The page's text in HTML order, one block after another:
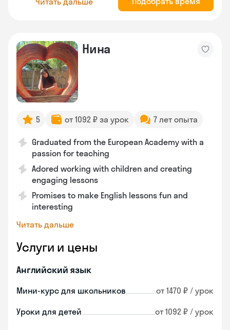
Нина
5 от 1092 ₽ за урок 7 лет опыта
Graduated from the European Academy with a
passion for teaching
Adored working with children and creating
engaging lessons
Promises to make English lessons fun and
interesting
Читать дальше
Услуги и цены
Английский язык
Мини-курс для школьников от 1470 ₽ / урок
Уроки для детей от 1092 ₽ / урок